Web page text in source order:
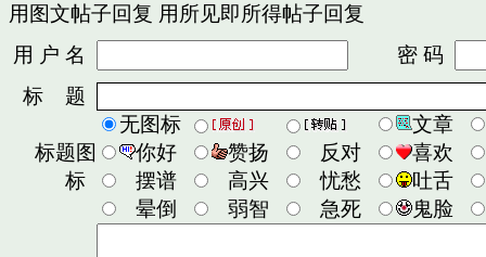
用图文帖子回复 用所见即所得帖子回复
用 户 名
密 码
标 题
标题图
标
无图标
文章
你好
赞扬 反对
喜欢
摆谱
高兴 忧愁
吐舌
晕倒
弱智 急死 鬼脸